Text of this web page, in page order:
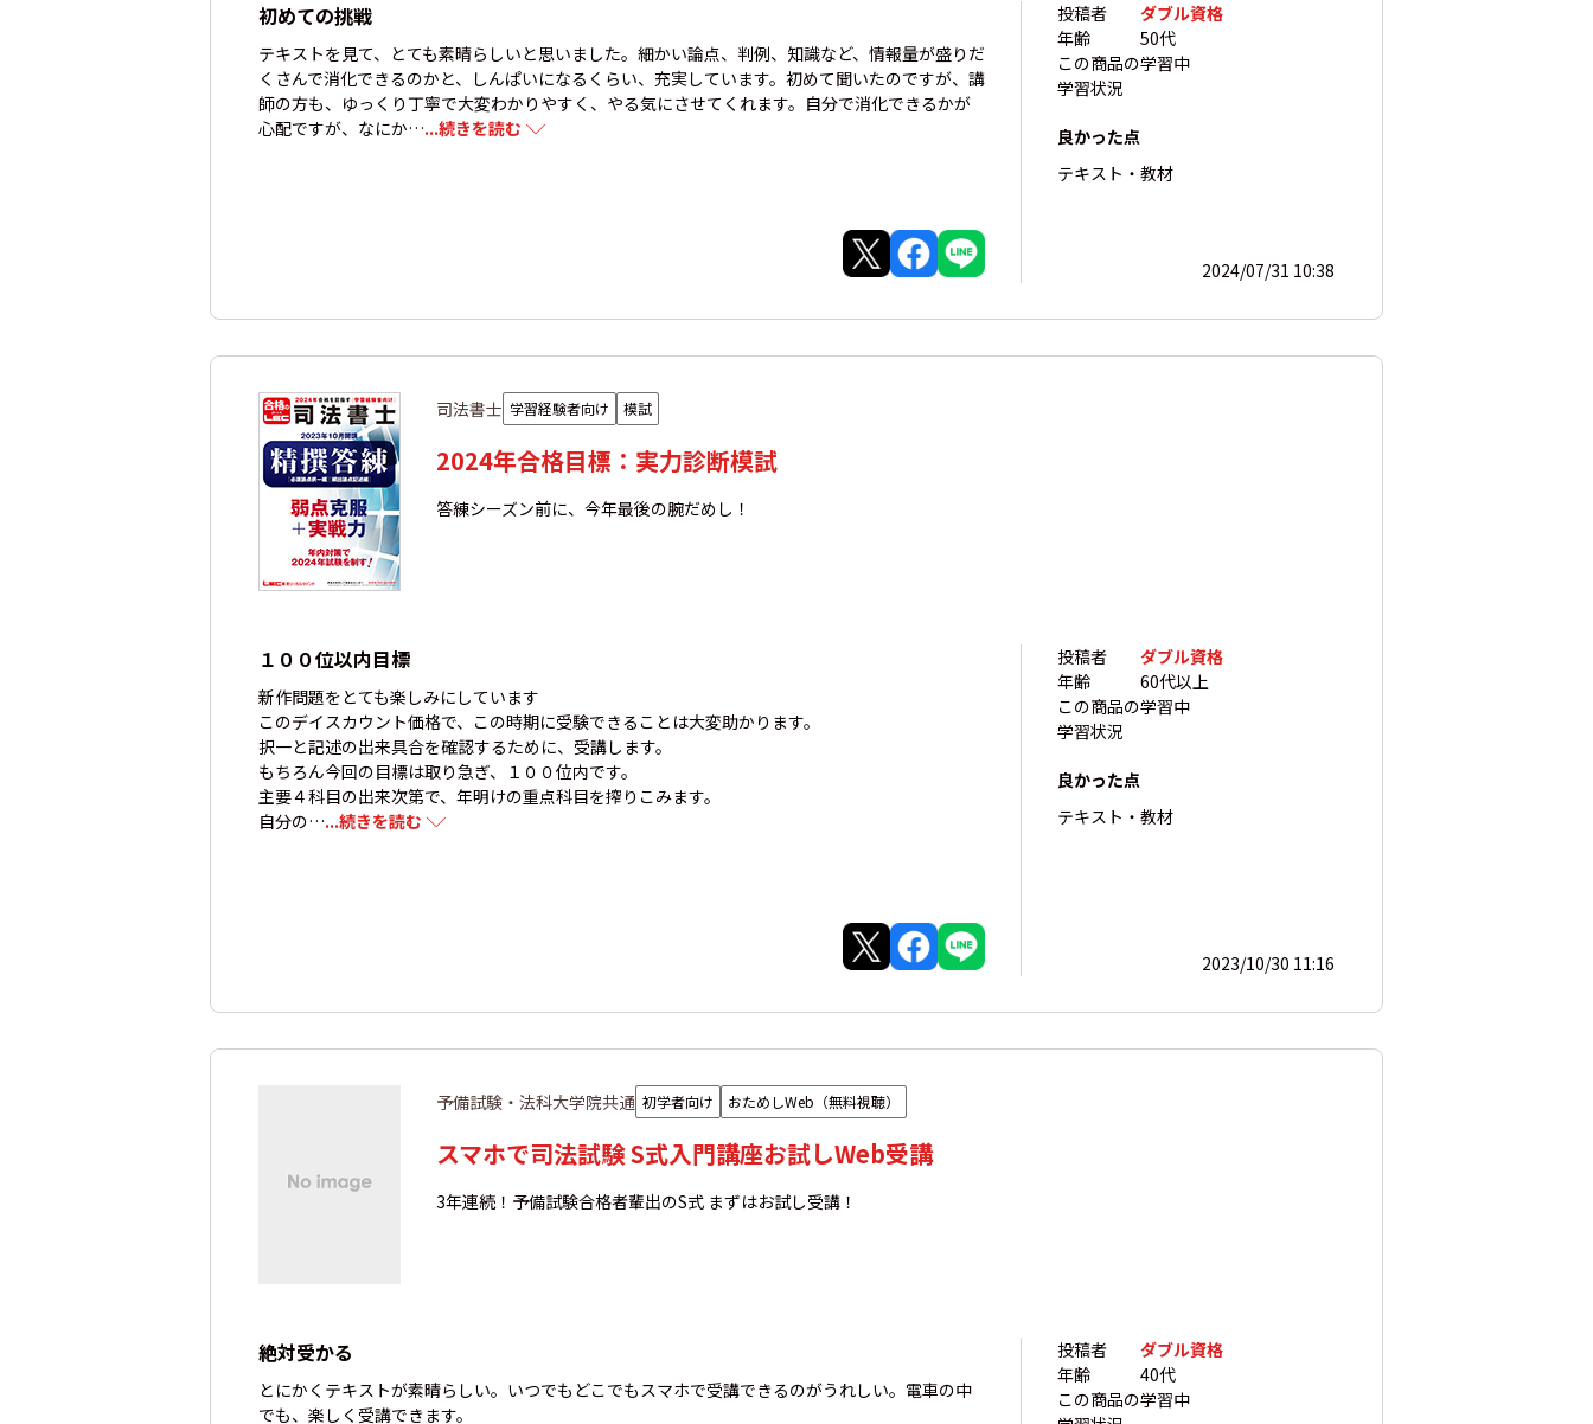
初めての挑戦
テキストを見て、とても素晴らしいと思いました。細かい論点、判例、知識など、情報量が盛りだ
くさんで消化できるのかと、しんぱいになるくらい、充実しています。初めて聞いたのですが、講
師の方も、ゆっくり丁寧で大変わかりやすく、やる気にさせてくれます。自分で消化できるかが
心配ですが、なにか…...続きを読む
投稿者
ダブル資格
年齢
50代
この商品の
学習状況
学習中
良かった点
テキスト・教材
2024/07/31 10:38
司法書士 学習経験者向け 模試
2024年合格目標：実力診断模試
答練シーズン前に、今年最後の腕だめし！
１００位以内目標
新作問題をとても楽しみにしています
このデイスカウント価格で、この時期に受験できることは大変助かります。
択一と記述の出来具合を確認するために、受講します。
もちろん今回の目標は取り急ぎ、１００位内です。
主要４科目の出来次第で、年明けの重点科目を搾りこみます。
自分の…...続きを読む
投稿者
ダブル資格
年齢
60代以上
この商品の
学習状況
学習中
良かった点
テキスト・教材
2023/10/30 11:16
予備試験・法科大学院共通 初学者向け おためしWeb（無料視聴）
スマホで司法試験 S式入門講座お試しWeb受講
3年連続！予備試験合格者輩出のS式 まずはお試し受講！
絶対受かる
とにかくテキストが素晴らしい。いつでもどこでもスマホで受講できるのがうれしい。電車の中
でも、楽しく受講できます。
投稿者
ダブル資格
年齢
40代
この商品の学習中